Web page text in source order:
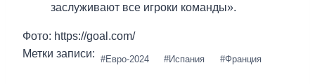
заслуживают все игроки команды».
Фото: https://goal.com/
Метки записи: #Евро-2024 #Испания #Франция